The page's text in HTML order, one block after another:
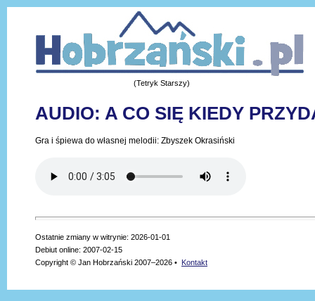
(Tetryk Starszy)
AUDIO: A CO SIĘ KIEDY
Gra i śpiewa do własnej melodii: Zbyszek Okrasiński
Ostatnie zmiany w witrynie: 2026-01-01
Debiut online: 2007-02-15
Copyright © Jan Hobrzański 2007–2026 • Kontakt